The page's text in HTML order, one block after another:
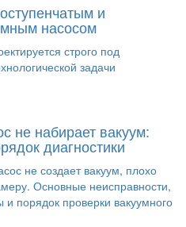
и
насосом
строго под
задачи
не набирает вакуум:
диагностики
не создает вакуум, плохо
Основные неисправности,
порядок проверки вакуумного